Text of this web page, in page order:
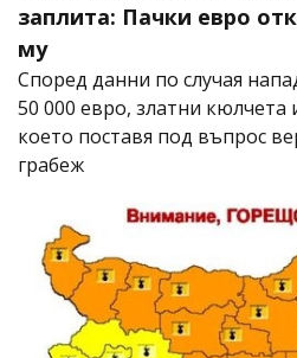
заплита: Пачки евро
му
Според данни по случая
50 000 евро, златни кюлчета
което поставя под въпрос
грабеж